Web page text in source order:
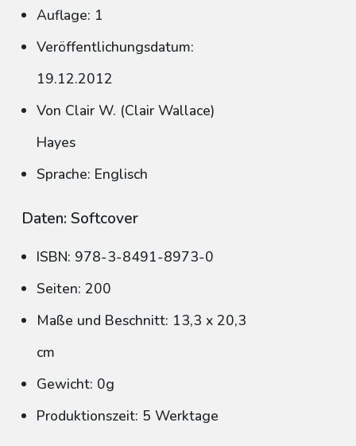
Auflage: 1
Veröffentlichungsdatum:
19.12.2012
Von Clair W. (Clair Wallace)
Hayes
Sprache: Englisch
Daten: Softcover
ISBN: 978-3-8491-8973-0
Seiten: 200
Maße und Beschnitt: 13,3 x 20,3
cm
Gewicht: 0g
Produktionszeit: 5 Werktage